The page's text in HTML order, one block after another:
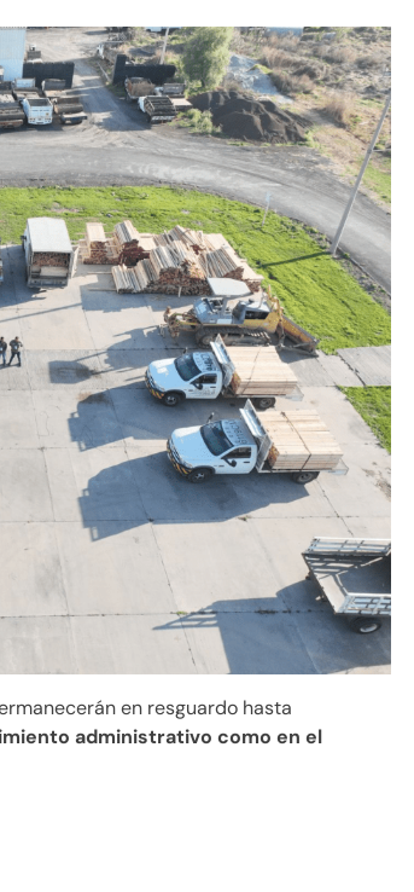
en resguardo hasta
administrativo como en el